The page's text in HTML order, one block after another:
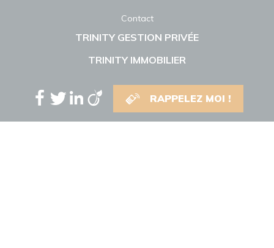
Contact
TRINITY GESTION PRIVÉE
TRINITY IMMOBILIER
RAPPELEZ MOI !